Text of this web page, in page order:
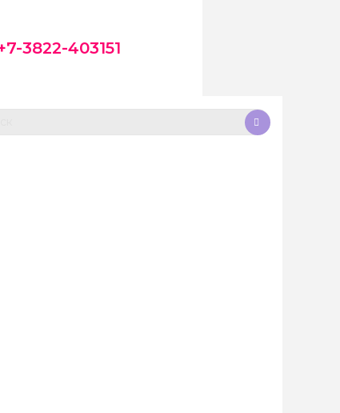
3822-403151